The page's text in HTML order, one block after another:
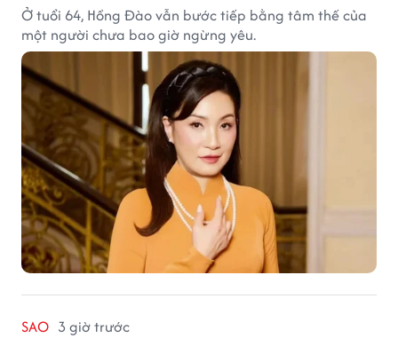
Ở tuổi 64, Hồng Đào vẫn bước tiếp bằng tâm thế của
một người chưa bao giờ ngừng yêu.
SAO 3 giờ trước